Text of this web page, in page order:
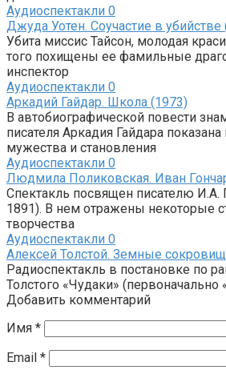
Аудиоспектакли 0
Джуда Уотен. Соучастие в убийстве
Убита миссис Тайсон, молодая
того похищены ее фамильные
инспектор
Аудиоспектакли 0
Аркадий Гайдар. Школа (1973)
В автобиографической повести
писателя Аркадия Гайдара
мужества и становления
Аудиоспектакли 0
Людмила Поликовская. Иван
Спектакль посвящен писателю И.А.
1891). В нем отражены некоторые
творчества
Аудиоспектакли 0
Алексей Толстой. Земные
Радиоспектакль в постановке по
Толстого «Чудаки»
Добавить комментарий
Имя *
Email *